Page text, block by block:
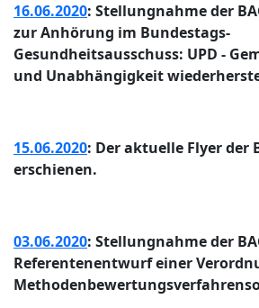
16.06.2020: Stellungnahme der
zur Anhörung im Bundestags-
Gesundheitsausschuss: UPD -
und Unabhängigkeit
15.06.2020: Der aktuelle Flyer der
erschienen.
03.06.2020: Stellungnahme der
Referentenentwurf einer